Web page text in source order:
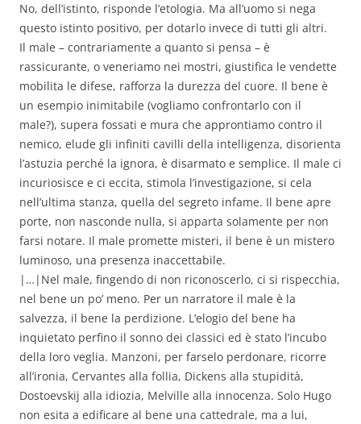
No, dell’istinto, risponde l’etologia. Ma all’uomo si nega
questo istinto positivo, per dotarlo invece di tutti gli altri.
Il male – contrariamente a quanto si pensa – è
rassicurante, o veneriamo nei mostri, giustifica le vendette
mobilita le difese, rafforza la durezza del cuore. Il bene è
un esempio inimitabile (vogliamo confrontarlo con il
male?), supera fossati e mura che approntiamo contro il
nemico, elude gli infiniti cavilli della intelligenza, disorienta
l’astuzia perché la ignora, è disarmato e semplice. Il male ci
incuriosisce e ci eccita, stimola l’investigazione, si cela
nell’ultima stanza, quella del segreto infame. Il bene apre
porte, non nasconde nulla, si apparta solamente per non
farsi notare. Il male promette misteri, il bene è un mistero
luminoso, una presenza inaccettabile.
|…|Nel male, fingendo di non riconoscerlo, ci si rispecchia,
nel bene un po’ meno. Per un narratore il male è la
salvezza, il bene la perdizione. L’elogio del bene ha
inquietato perfino il sonno dei classici ed è stato l’incubo
della loro veglia. Manzoni, per farselo perdonare, ricorre
all’ironia, Cervantes alla follia, Dickens alla stupidità,
Dostoevskij alla idiozia, Melville alla innocenza. Solo Hugo
non esita a edificare al bene una cattedrale, ma a lui,